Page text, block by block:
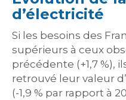
d’électricité
Si les besoins des
supérieurs à ceux
précédente (+1,7 %),
retrouvé leur valeur
(-1,9 % par rapport à